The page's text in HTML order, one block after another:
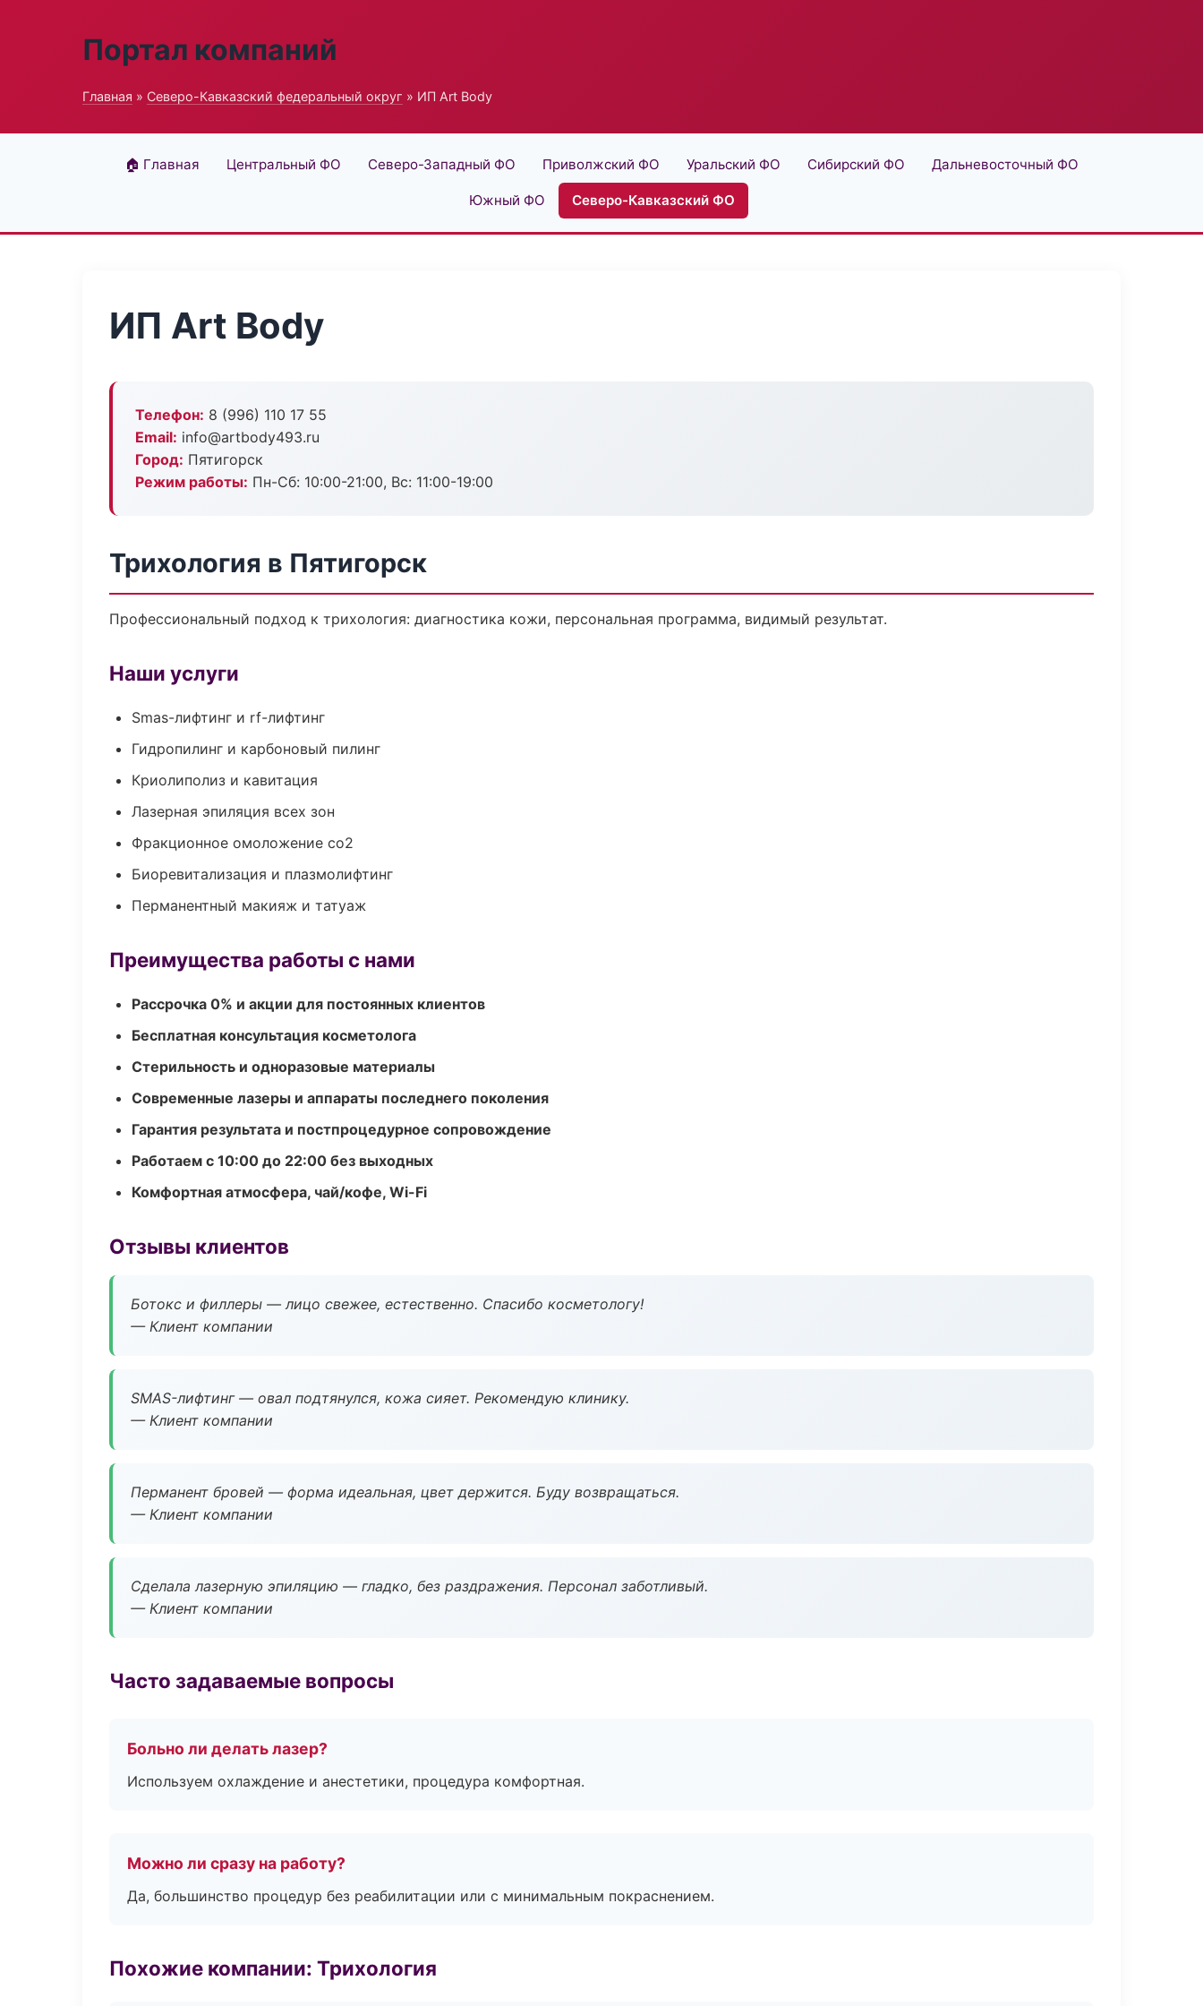
Портал компаний
Главная » Северо-Кавказский федеральный округ » ИП Art Body
🏠 Главная Центральный ФО Северо-Западный ФО Приволжский ФО Уральский ФО Сибирский ФО Дальневосточный ФО
Южный ФО Северо-Кавказский ФО
ИП Art Body
Телефон: 8 (996) 110 17 55
Email: info@artbody493.ru
Город: Пятигорск
Режим работы: Пн-Сб: 10:00-21:00, Вс: 11:00-19:00
Трихология в Пятигорск
Профессиональный подход к трихология: диагностика кожи, персональная программа, видимый результат.
Наши услуги
Smas-лифтинг и rf-лифтинг
Гидропилинг и карбоновый пилинг
Криолиполиз и кавитация
Лазерная эпиляция всех зон
Фракционное омоложение co2
Биоревитализация и плазмолифтинг
Перманентный макияж и татуаж
Преимущества работы с нами
Рассрочка 0% и акции для постоянных клиентов
Бесплатная консультация косметолога
Стерильность и одноразовые материалы
Современные лазеры и аппараты последнего поколения
Гарантия результата и постпроцедурное сопровождение
Работаем с 10:00 до 22:00 без выходных
Комфортная атмосфера, чай/кофе, Wi-Fi
Отзывы клиентов
Ботокс и филлеры — лицо свежее, естественно. Спасибо косметологу!
— Клиент компании
SMAS-лифтинг — овал подтянулся, кожа сияет. Рекомендую клинику.
— Клиент компании
Перманент бровей — форма идеальная, цвет держится. Буду возвращаться.
— Клиент компании
Сделала лазерную эпиляцию — гладко, без раздражения. Персонал заботливый.
— Клиент компании
Часто задаваемые вопросы
Больно ли делать лазер?
Используем охлаждение и анестетики, процедура комфортная.
Можно ли сразу на работу?
Да, большинство процедур без реабилитации или с минимальным покраснением.
Похожие компании: Трихология